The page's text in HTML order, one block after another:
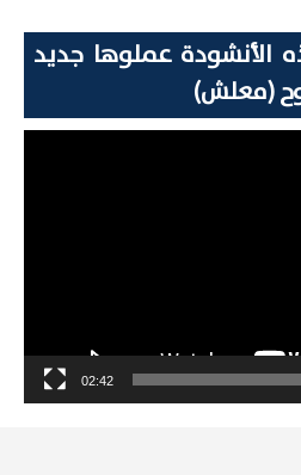
الأنشودة عملوها جديد
(معلش)
02:42